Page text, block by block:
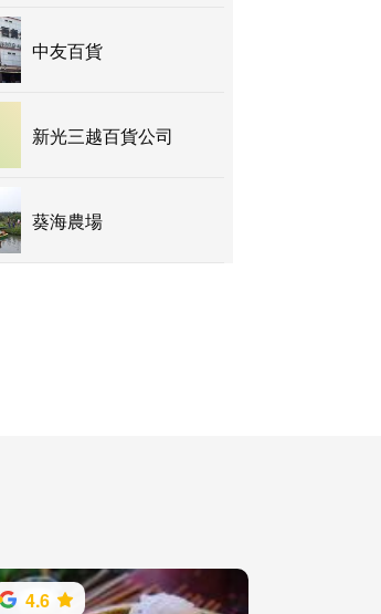
中友百貨
新光三越百貨公司
葵海農場
4.6